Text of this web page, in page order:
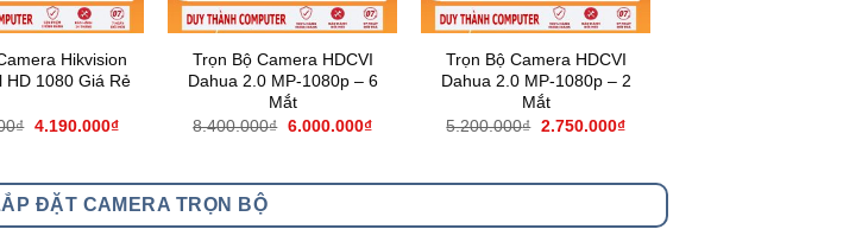
Hikvision
HD 1080 Giá Rẻ
₫ 4.190.000₫
Trọn Bộ Camera HDCVI
Dahua 2.0 MP-1080p – 6
Mắt
8.400.000₫ 6.000.000₫
Trọn Bộ Camera HDCVI
Dahua 2.0 MP-1080p – 2
Mắt
5.200.000₫ 2.750.000₫
ĐẶT CAMERA TRỌN BỘ